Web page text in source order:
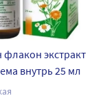
флакон экстракт
внутрь 25 мл